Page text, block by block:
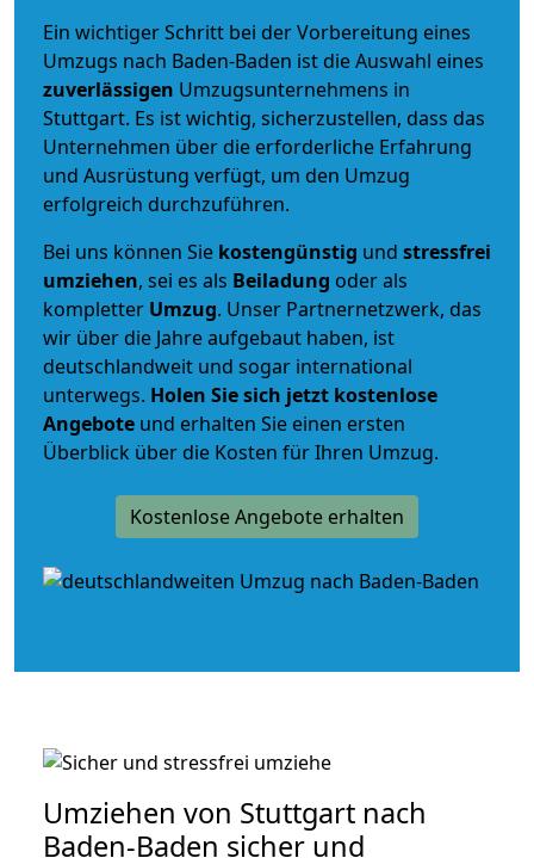
Ein wichtiger Schritt bei der Vorbereitung eines
Umzugs nach Baden-Baden ist die Auswahl eines
zuverlässigen Umzugsunternehmens in
Stuttgart. Es ist wichtig, sicherzustellen, dass das
Unternehmen über die erforderliche Erfahrung
und Ausrüstung verfügt, um den Umzug
erfolgreich durchzuführen.
Bei uns können Sie kostengünstig und stressfrei
umziehen, sei es als Beiladung oder als
kompletter Umzug. Unser Partnernetzwerk, das
wir über die Jahre aufgebaut haben, ist
deutschlandweit und sogar international
unterwegs. Holen Sie sich jetzt kostenlose
Angebote und erhalten Sie einen ersten
Überblick über die Kosten für Ihren Umzug.
Kostenlose Angebote erhalten
Umziehen von Stuttgart nach
Baden-Baden sicher und